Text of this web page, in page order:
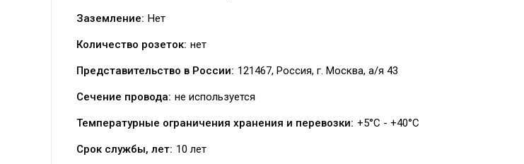
Заземление: Нет
Количество розеток: нет
Представительство в России: 121467, Россия, г. Москва, а/я 43
Сечение провода: не используется
Температурные ограничения хранения и перевозки: +5°C - +40°C
Срок службы, лет: 10 лет